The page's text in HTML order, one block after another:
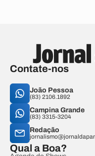
Contate-nos
João Pessoa
(83) 2106.1892
Campina Grande
(83) 3315-3204
Redação
Qual a Boa?